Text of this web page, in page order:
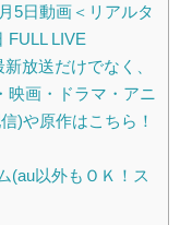
5日動画＜リアルタ
FULL LIVE
放送だけでなく、
映画・ドラマ・アニ
)や原作はこちら！
以外もＯＫ！ス